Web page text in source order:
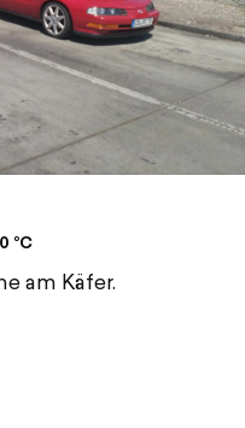
°C
am Käfer.